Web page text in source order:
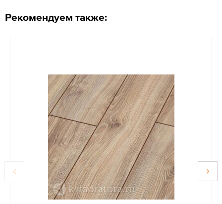
Рекомендуем также: